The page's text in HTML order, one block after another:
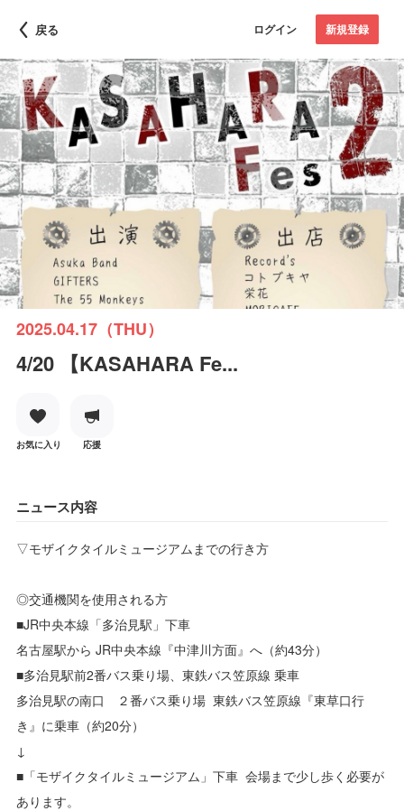
戻る ログイン 新規登録
2025.04.17（THU）
4/20 【KASAHARA Fe...
お気に入り 応援
ニュース内容
▽モザイクタイルミュージアムまでの行き方
◎交通機関を使用される方
■JR中央本線「多治見駅」下車
名古屋駅から JR中央本線『中津川方面』へ（約43分）
■多治見駅前2番バス乗り場、東鉄バス笠原線 乗車
多治見駅の南口 ２番バス乗り場 東鉄バス笠原線『東草口行
き』に乗車（約20分）
↓
■「モザイクタイルミュージアム」下車 会場まで少し歩く必要が
あります。